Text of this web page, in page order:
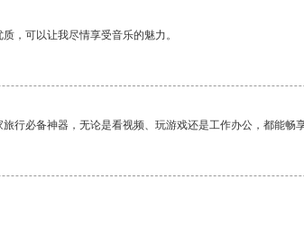
，可以让我尽情享受音乐的魅力。
行必备神器，无论是看视频、玩游戏还是工作办公，都能